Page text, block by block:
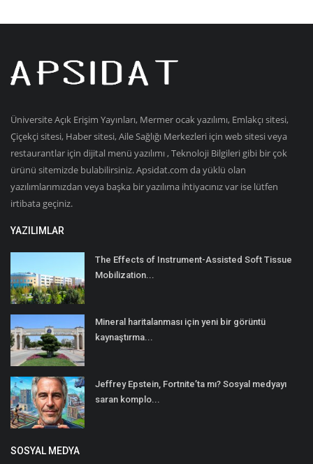
Üniversite Açık Erişim Yayınları, Mermer ocak yazılımı, Emlakçı sitesi,
Çiçekçi sitesi, Haber sitesi, Aile Sağlığı Merkezleri için web sitesi veya
restaurantlar için dijital menü yazılımı , Teknoloji Bilgileri gibi bir çok
ürünü sitemizde bulabilirsiniz. Apsidat.com da yüklü olan
yazılımlarımızdan veya başka bir yazılıma ihtiyacınız var ise lütfen
irtibata geçiniz.
YAZILIMLAR
The Effects of Instrument-Assisted Soft Tissue
Mobilization...
Mineral haritalanması için yeni bir görüntü
kaynaştırma...
Jeffrey Epstein, Fortnite’ta mı? Sosyal medyayı
saran komplo...
SOSYAL MEDYA